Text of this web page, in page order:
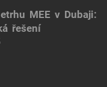
MEE v Dubaji:
řešení